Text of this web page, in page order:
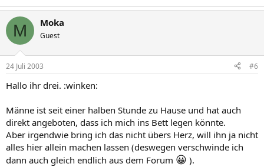
M Moka
Guest
24 Juli 2003 #6
Hallo ihr drei. :winken:
Männe ist seit einer halben Stunde zu Hause und hat auch
direkt angeboten, dass ich mich ins Bett legen könnte.
Aber irgendwie bring ich das nicht übers Herz, will ihn ja nicht
alles hier allein machen lassen (deswegen verschwinde ich
dann auch gleich endlich aus dem Forum 😀 ).